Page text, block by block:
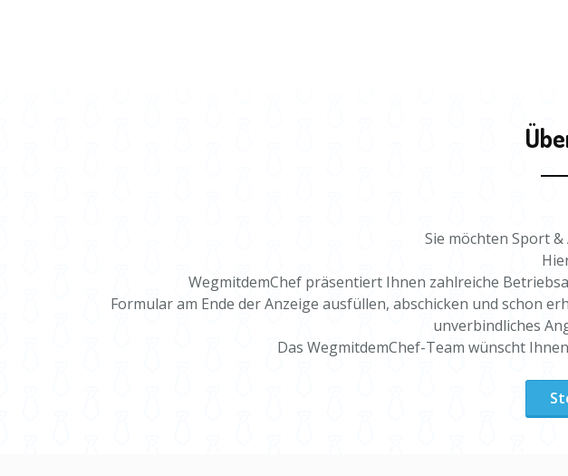
Sie möchten Sport
WegmitdemChef präsentiert Ihnen zahlreiche
Formular am Ende der Anzeige ausfüllen, abschicken und schon
unverbindliches
Das WegmitdemChef-Team wünscht